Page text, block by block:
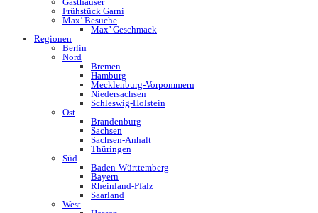
Frühstück Garni
Max’ Besuche
Max’ Geschmack
Regionen
Berlin
Nord
Bremen
Hamburg
Mecklenburg-Vorpommern
Niedersachsen
Schleswig-Holstein
Ost
Brandenburg
Sachsen
Sachsen-Anhalt
Thüringen
Süd
Baden-Württemberg
Bayern
Rheinland-Pfalz
Saarland
West